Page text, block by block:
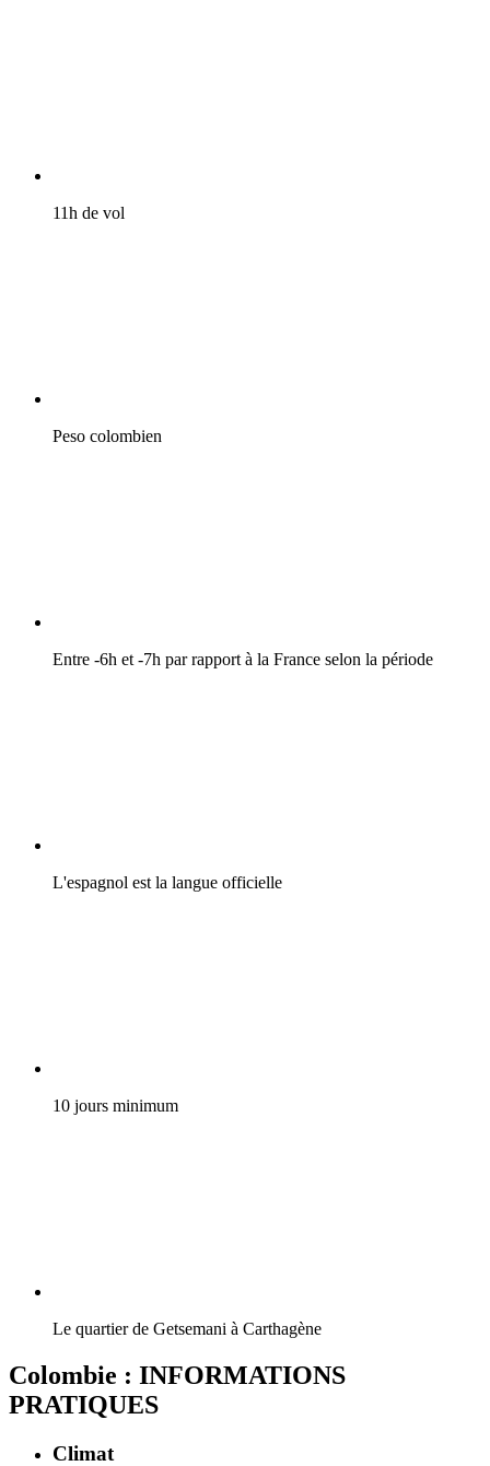
11h de vol
Peso colombien
Entre -6h et -7h par rapport à la France selon la période
L'espagnol est la langue officielle
10 jours minimum
Le quartier de Getsemani à Carthagène
Colombie : INFORMATIONS
PRATIQUES
Climat